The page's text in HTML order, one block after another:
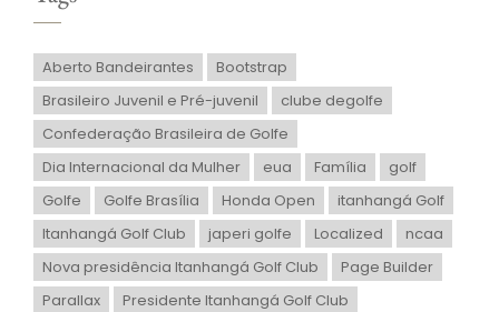
Aberto Bandeirantes
Bootstrap
Brasileiro Juvenil e Pré-juvenil
clube degolfe
Confederação Brasileira de Golfe
Dia Internacional da Mulher
eua Família
golf
Golfe
Golfe Brasília Honda Open
itanhangá Golf
Itanhangá Golf Club
japeri golfe Localized
ncaa
Nova presidência Itanhangá Golf Club
Page Builder
Parallax
Presidente Itanhangá Golf Club